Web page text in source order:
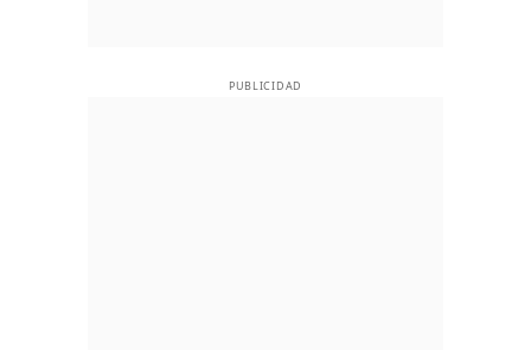
PUBLICIDAD